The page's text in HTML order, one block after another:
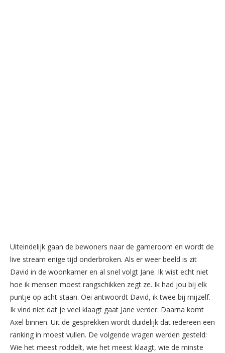
Uiteindelijk gaan de bewoners naar de gameroom en wordt de
live stream enige tijd onderbroken. Als er weer beeld is zit
David in de woonkamer en al snel volgt Jane. Ik wist echt niet
hoe ik mensen moest rangschikken zegt ze. Ik had jou bij elk
puntje op acht staan. Oei antwoordt David, ik twee bij mijzelf.
Ik vind niet dat je veel klaagt gaat Jane verder. Daarna komt
Axel binnen. Uit de gesprekken wordt duidelijk dat iedereen een
ranking in moest vullen. De volgende vragen werden gesteld:
Wie het meest roddelt, wie het meest klaagt, wie de minste